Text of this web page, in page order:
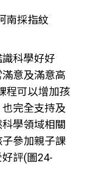
南採指紋
科學好好
意及滿意高
程可以增加孩
完全支持及
學領域相關
參加親子課
評(圖24-